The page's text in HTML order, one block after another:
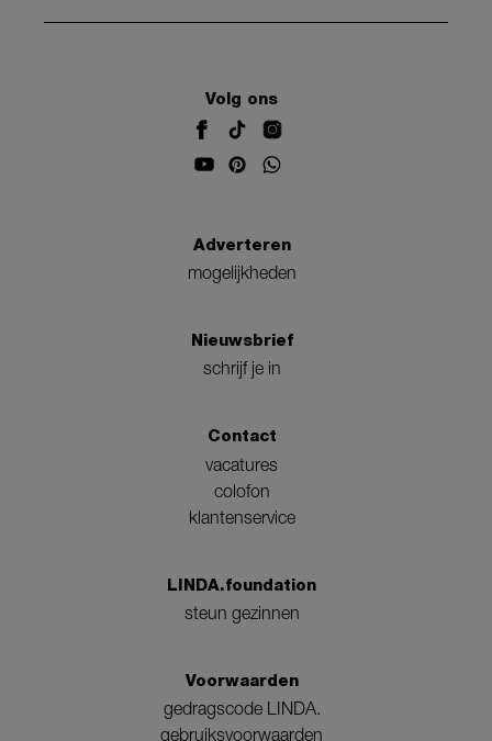
Volg ons
Adverteren
mogelijkheden
Nieuwsbrief
schrijf je in
Contact
vacatures
colofon
klantenservice
LINDA.foundation
steun gezinnen
Voorwaarden
gedragscode LINDA.
gebruiksvoorwaarden